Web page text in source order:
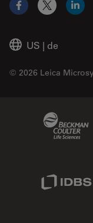
US | de
© 2026 Leica
Facebook
X